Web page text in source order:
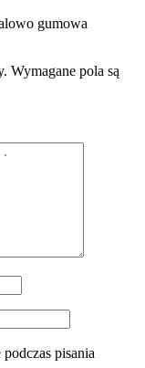
gumowa
Wymagane pola są
pisania